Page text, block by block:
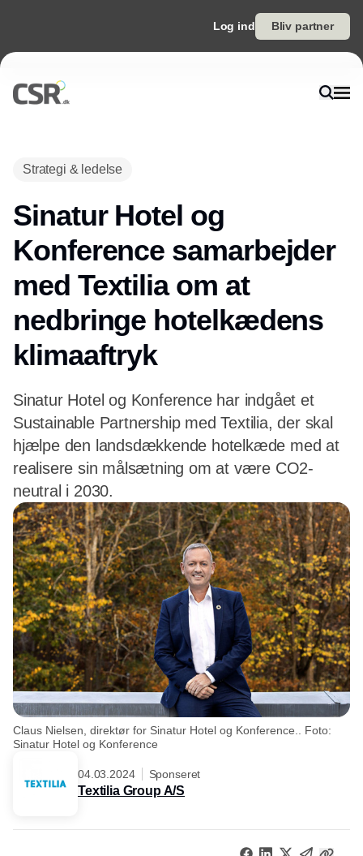
Log ind Bliv partner
Strategi & ledelse
Sinatur Hotel og
Konference samarbejder
med Textilia om at
nedbringe hotelkædens
klimaaftryk
Sinatur Hotel og Konference har indgået et
Sustainable Partnership med Textilia, der skal
hjælpe den landsdækkende hotelkæde med at
realisere sin målsætning om at være CO2-
neutral i 2030.
Claus Nielsen, direktør for Sinatur Hotel og Konference.. Foto:
Sinatur Hotel og Konference
04.03.2024 Sponseret
Textilia Group A/S